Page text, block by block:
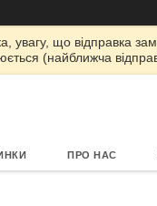
увагу, що відправка
(найближча
ПРО НАС